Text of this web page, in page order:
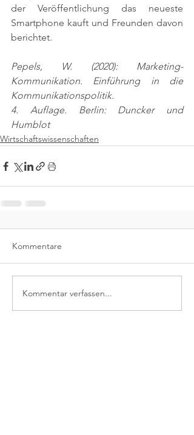
der Veröffentlichung das neueste
Smartphone kauft und Freunden davon
berichtet.
Pepels, W. (2020): Marketing-
Kommunikation. Einführung in die
Kommunikationspolitik.
4. Auflage. Berlin: Duncker und
Humblot
Wirtschaftswissenschaften
Kommentare
Kommentar verfassen...